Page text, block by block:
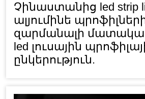
Չինաստանից led strip
ալյումինե
զարմանալի
led լուսային
ընկերություն.